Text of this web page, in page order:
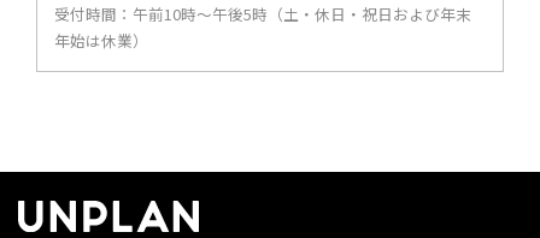
受付時間：午前10時～午後5時（土・休日・祝日および年末
年始は休業）